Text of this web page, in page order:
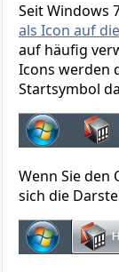
Seit Windows
als Icon auf
auf häufig
Icons werden
Startsymbol
Wenn Sie
sich die